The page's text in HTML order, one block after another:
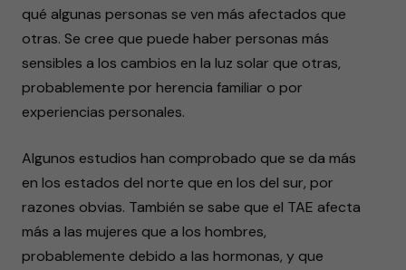
qué algunas personas se ven más afectados que
otras. Se cree que puede haber personas más
sensibles a los cambios en la luz solar que otras,
probablemente por herencia familiar o por
experiencias personales.
Algunos estudios han comprobado que se da más
en los estados del norte que en los del sur, por
razones obvias. También se sabe que el TAE afecta
más a las mujeres que a los hombres,
probablemente debido a las hormonas, y que